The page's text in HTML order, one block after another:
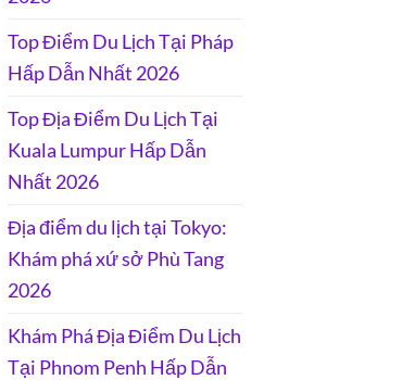
Top Điểm Du Lịch Tại Pháp
Hấp Dẫn Nhất 2026
Top Địa Điểm Du Lịch Tại
Kuala Lumpur Hấp Dẫn
Nhất 2026
Địa điểm du lịch tại Tokyo:
Khám phá xứ sở Phù Tang
2026
Khám Phá Địa Điểm Du Lịch
Tại Phnom Penh Hấp Dẫn